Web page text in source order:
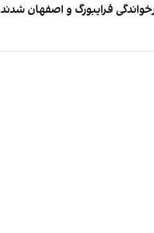
فرایبورگ و اصفهان شدند